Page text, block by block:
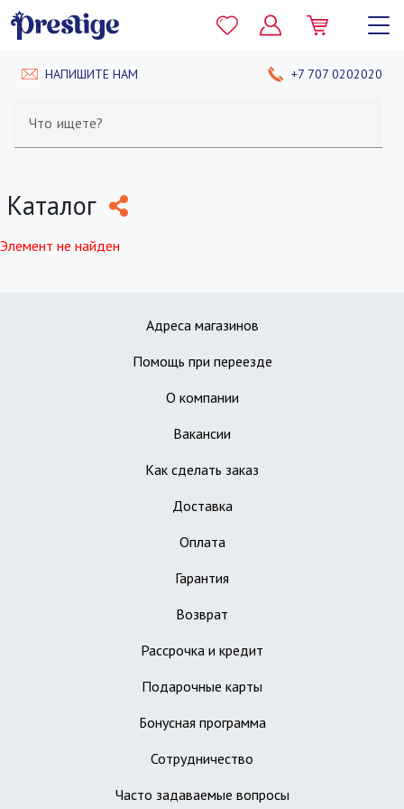
НАПИШИТЕ НАМ +7 707 0202020
Что ищете?
Каталог
Элемент не найден
Адреса магазинов
Помощь при переезде
О компании
Вакансии
Как сделать заказ
Доставка
Оплата
Гарантия
Возврат
Рассрочка и кредит
Подарочные карты
Бонусная программа
Сотрудничество
Часто задаваемые вопросы